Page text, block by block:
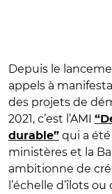
Depuis le
appels à
des projets de
2021, c’est l’AMI
durable” qui a été
ministères et la
ambitionne de
l’échelle d’îlots